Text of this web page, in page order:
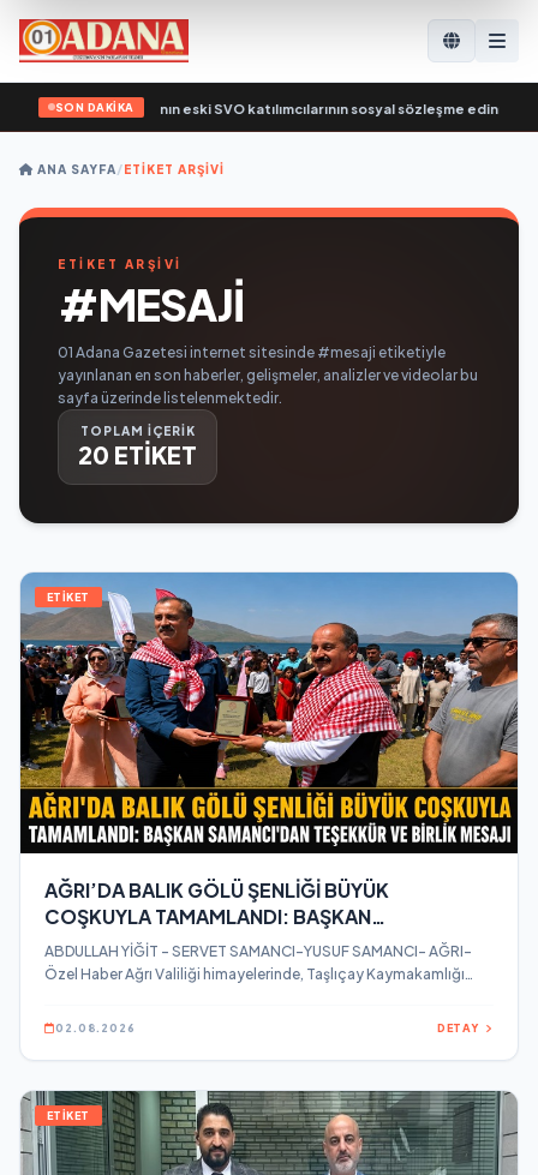
SON DAKİKAeski SVO katılımcılarının sosyal sözleşme edinme sürecini
ANA SAYFA/ETIKET ARŞIVI
ETİKET ARŞİVİ
#MESAJI
01 Adana Gazetesi internet sitesinde #mesaji etiketiyle
yayınlanan en son haberler, gelişmeler, analizler ve videolar bu
sayfa üzerinde listelenmektedir.
TOPLAM İÇERİK
20 ETİKET
ETİKET
AĞRI’DA BALIK GÖLÜ ŞENLİĞİ BÜYÜK
COŞKUYLA TAMAMLANDI: BAŞKAN
SAMANCI’DAN TEŞEKKÜR VE BİRLİK MESAJI
ABDULLAH YİĞİT – SERVET SAMANCI-YUSUF SAMANCI- AĞRI-
Özel Haber Ağrı Valiliği himayelerinde, Taşlıçay Kaymakamlığı
vatandaşın katılımıyla birlik ve beraberlik içerisinde büyük bir
02.08.2026 DETAY
ETİKET